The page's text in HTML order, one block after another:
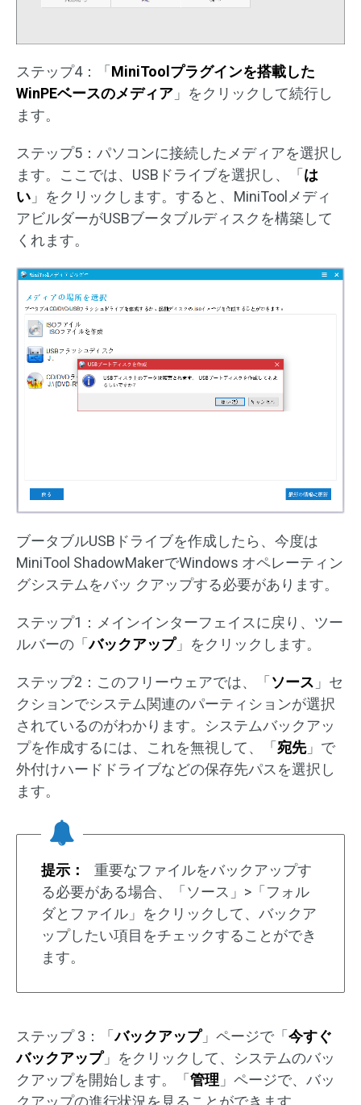
ステップ4：「MiniToolプラグインを搭載した
WinPEベースのメディア 」をクリックして続行し
ます。
ステップ5：パソコンに接続したメディアを選択し
ます。ここでは、USBドライブを選択し、「は
い 」をクリックします。すると、MiniToolメディ
アビルダーがUSBブータブルディスクを構築して
くれます。
ブータブルUSBドライブを作成したら、今度は
MiniTool ShadowMakerでWindows オペレーティン
グシステムをバッ クアップする必要があります。
ステップ1：メインインターフェイスに戻り、ツー
ルバーの「バックアップ」をクリックします。
ステップ2：このフリーウェアでは、「ソース 」セ
クションでシステム関連のパーティションが選択
されているのがわかります。システムバックアッ
プを作成するには、これを無視して、「宛先」で
外付けハードドライブなどの保存先パスを選択し
ます。
提示：
重要なファイルをバックアップす
る必要がある場合、「ソース」>「フォル
ダとファイル」をクリックして、バックア
ップしたい項目をチェックすることができ
ます。
ステップ 3：「バックアップ」ページで「今すぐ
バックアップ」をクリックして、システムのバッ
クアップを開始します。「管理 」ページで、バッ
クアップの進行状況を見ることができます。